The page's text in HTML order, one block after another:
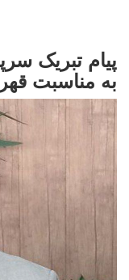
پیام تبریک
به مناسبت